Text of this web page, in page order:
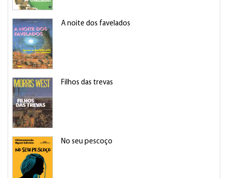
A noite dos favelados
Filhos das trevas
No seu pescoço